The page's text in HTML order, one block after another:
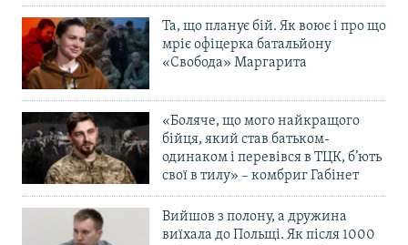
Та, що планує бій. Як воює і про що
мріє офіцерка батальйону
«Свобода» Маргарита
«Боляче, що мого найкращого
бійця, який став батьком-
одинаком і перевівся в ТЦК, б’ють
свої в тилу» – комбриг Габінет
Вийшов з полону, а дружина
виїхала до Польщі. Як після 1000